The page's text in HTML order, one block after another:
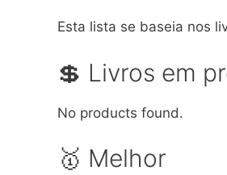
Esta lista se baseia nos
💲 Livros em
No products found.
🥇 Melhor